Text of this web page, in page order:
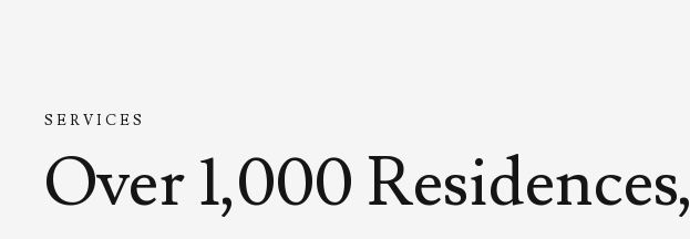
SERVICES
Over 1,000 Residences,